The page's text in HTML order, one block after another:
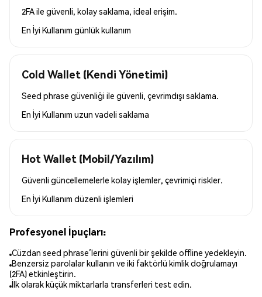
2FA ile güvenli, kolay saklama, ideal erişim.
En İyi Kullanım günlük kullanım
Cold Wallet (Kendi Yönetimi)
Seed phrase güvenliği ile güvenli, çevrimdışı saklama.
En İyi Kullanım uzun vadeli saklama
Hot Wallet (Mobil/Yazılım)
Güvenli güncellemelerle kolay işlemler, çevrimiçi riskler.
En İyi Kullanım düzenli işlemleri
Profesyonel İpuçları:
Cüzdan seed phrase’lerini güvenli bir şekilde offline yedekleyin.
Benzersiz parolalar kullanın ve iki faktörlü kimlik doğrulamayı
(2FA) etkinleştirin.
İlk olarak küçük miktarlarla transferleri test edin.